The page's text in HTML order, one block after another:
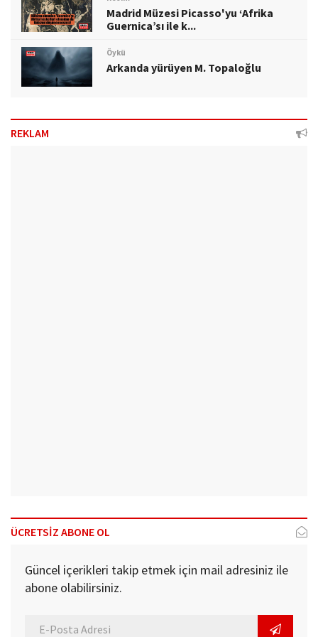
Madrid Müzesi Picasso'yu ‘Afrika
Guernica’sı ile k...
Öykü
Arkanda yürüyen M. Topaloğlu
REKLAM
ÜCRETSİZ ABONE OL
Güncel içerikleri takip etmek için mail adresiniz ile
abone olabilirsiniz.